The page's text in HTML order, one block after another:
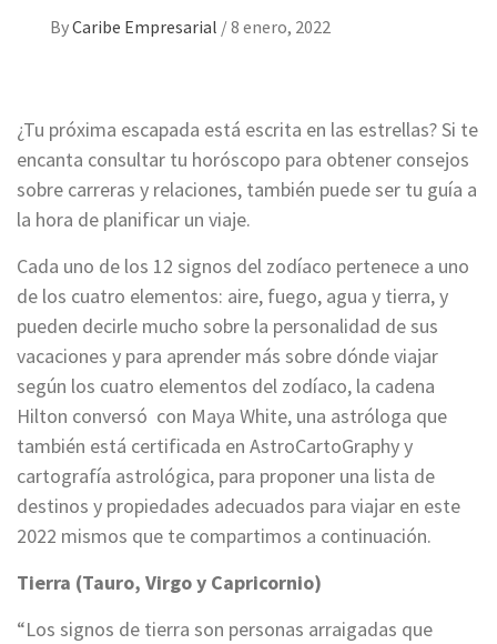
ByCaribe Empresarial /8 enero, 2022
¿Tu próxima escapada está escrita en las estrellas? Si te
encanta consultar tu horóscopo para obtener consejos
sobre carreras y relaciones, también puede ser tu guía a
la hora de planificar un viaje.
Cada uno de los 12 signos del zodíaco pertenece a uno
de los cuatro elementos: aire, fuego, agua y tierra, y
pueden decirle mucho sobre la personalidad de sus
vacaciones y para aprender más sobre dónde viajar
según los cuatro elementos del zodíaco, la cadena
Hilton conversó con Maya White, una astróloga que
también está certificada en AstroCartoGraphy y
cartografía astrológica, para proponer una lista de
destinos y propiedades adecuados para viajar en este
2022 mismos que te compartimos a continuación.
Tierra (Tauro, Virgo y Capricornio)
“Los signos de tierra son personas arraigadas que